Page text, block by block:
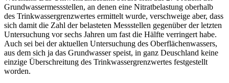
Grundwassermessstellen, an denen eine Nitratbelastung oberhalb
des Trinkwassergrenzwertes ermittelt wurde, verschweige aber, dass
sich damit die Zahl der belasteten Messstellen gegenüber der letzten
Untersuchung vor sechs Jahren um fast die Hälfte verringert habe.
Auch sei bei der aktuellen Untersuchung des Oberflächenwassers,
aus dem sich ja das Grundwasser speist, in ganz Deuschland keine
einzige Überschreitung des Trinkwassergrenzwertes festgestellt
worden.